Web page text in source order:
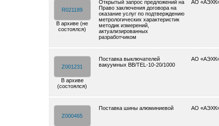
R021189
В архиве (не
состоялся)
Открытый запрос предложений на
Право заключения договора на
оказание услуг по подтверждению
метрологических характеристик
методик измерений,
актуализированных
разработчиком
АО
Z001231
В архиве
(состоялся)
Поставка выключателей
вакуумных BB/TEL-10-20/1000
АО
Z000465
Поставка шины алюминиевой АО